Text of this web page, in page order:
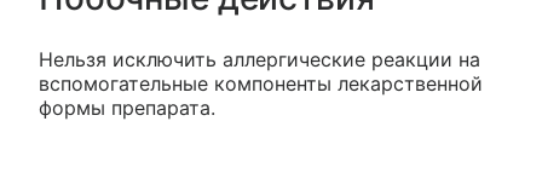
Нельзя исключить аллергические реакции на
вспомогательные компоненты лекарственной
формы препарата.